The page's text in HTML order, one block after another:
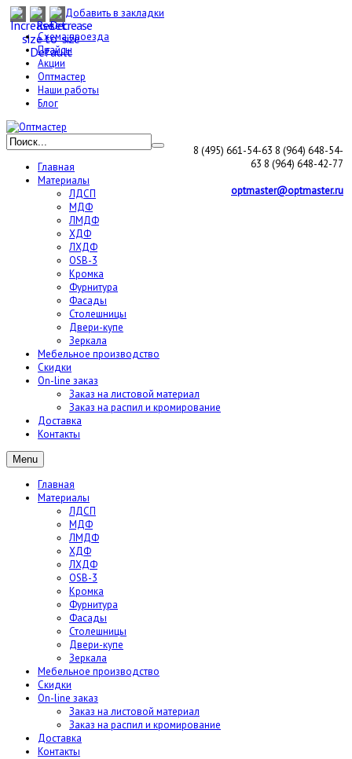
Добавить в закладки
Схема проезда
Прайсы
Акции
Оптмастер
Наши работы
Блог
8 (495) 661-54-63 8 (964) 648-54-
63 8 (964) 648-42-77
optmaster@optmaster.ru
Главная
Материалы
ЛДСП
МДФ
ЛМДФ
ХДФ
ЛХДФ
OSB-3
Кромка
Фурнитура
Фасады
Столешницы
Двери-купе
Зеркала
Мебельное производство
Скидки
On-line заказ
Заказ на листовой материал
Заказ на распил и кромирование
Доставка
Контакты
Menu
Главная
Материалы
ЛДСП
МДФ
ЛМДФ
ХДФ
ЛХДФ
OSB-3
Кромка
Фурнитура
Фасады
Столешницы
Двери-купе
Зеркала
Мебельное производство
Скидки
On-line заказ
Заказ на листовой материал
Заказ на распил и кромирование
Доставка
Контакты